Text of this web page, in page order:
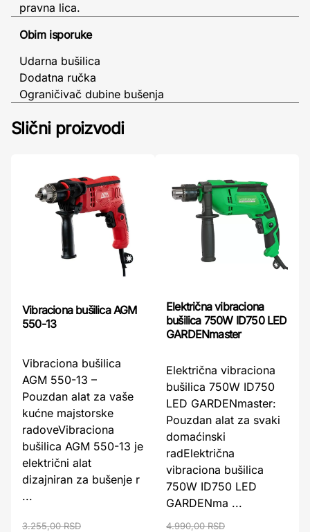
pravna lica.
Obim isporuke
Udarna bušilica
Dodatna ručka
Ograničivač dubine bušenja
Slični proizvodi
Vibraciona bušilica AGM
550-13
Vibraciona bušilica
AGM 550-13 –
Pouzdan alat za vaše
kućne majstorske
radoveVibraciona
bušilica AGM 550-13 je
električni alat
dizajniran za bušenje r
...
3.255,00 RSD
Električna vibraciona
bušilica 750W ID750 LED
GARDENmaster
Električna vibraciona
bušilica 750W ID750
LED GARDENmaster:
Pouzdan alat za svaki
domaćinski
radElektrična
vibraciona bušilica
750W ID750 LED
GARDENma ...
4.990,00 RSD